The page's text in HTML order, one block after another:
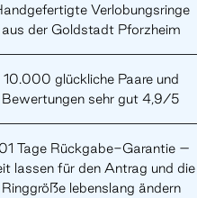
Verlobungsringe
aus der Goldstadt Pforzheim
10.000 glückliche Paare und
Bewertungen sehr gut 4,9/5
Tage Rückgabe-Garantie –
lassen für den Antrag und die
Ringgröße lebenslang ändern